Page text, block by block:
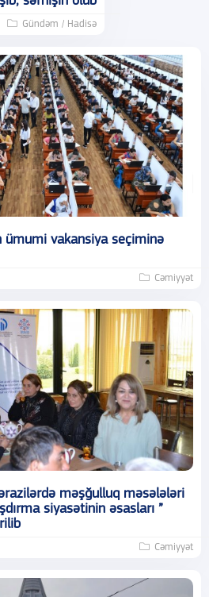
Gündəm / Hadisə
ümumi vakansiya seçiminə
Cəmiyyət
məşğulluq məsələləri
siyasətinin əsasları ”
Cəmiyyət